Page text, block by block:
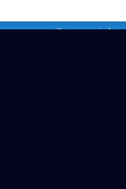
Comercial